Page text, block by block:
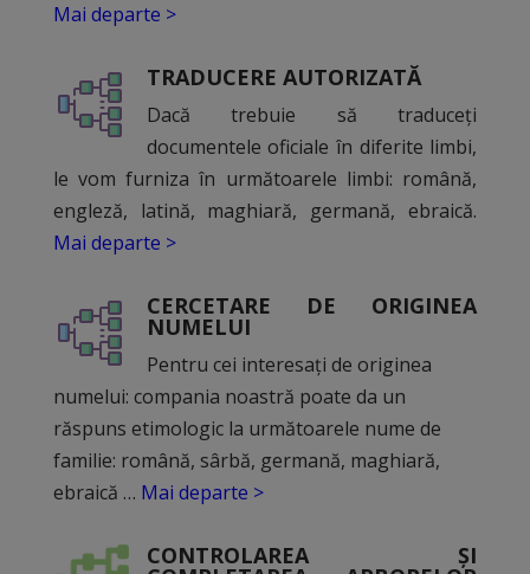
Mai departe >
TRADUCERE AUTORIZATĂ
Dacă trebuie să traduceți
documentele oficiale în diferite limbi,
le vom furniza în următoarele limbi: română,
engleză, latină, maghiară, germană, ebraică.
Mai departe >
CERCETARE DE ORIGINEA
NUMELUI
Pentru cei interesați de originea
numelui: compania noastră poate da un
răspuns etimologic la următoarele nume de
familie: română, sârbă, germană, maghiară,
ebraică … Mai departe >
CONTROLAREA ȘI